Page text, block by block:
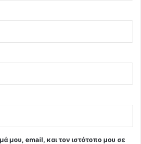
μου, email, και τον ιστότοπο μου σε